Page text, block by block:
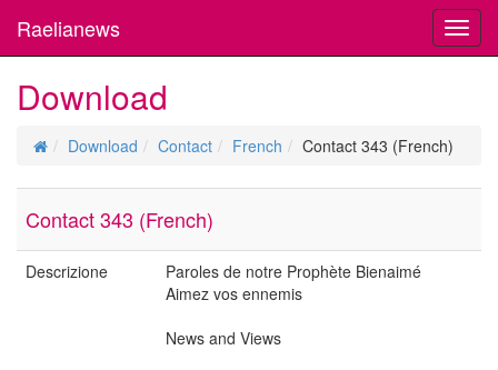
Raelianews
Download
Download Contact French Contact 343 (French)
Contact 343 (French)
Descrizione
Paroles de notre Prophète Bienaimé
Aimez vos ennemis
News and Views